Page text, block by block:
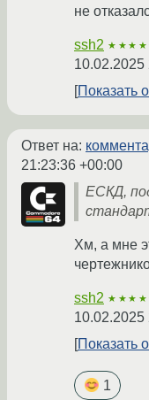
не
ssh2
10.02.2025
Показать
Ответ на:
21:23:36 +00:00
ЕСКД,
Хм, а мне
ssh2
10.02.2025
Показать
1